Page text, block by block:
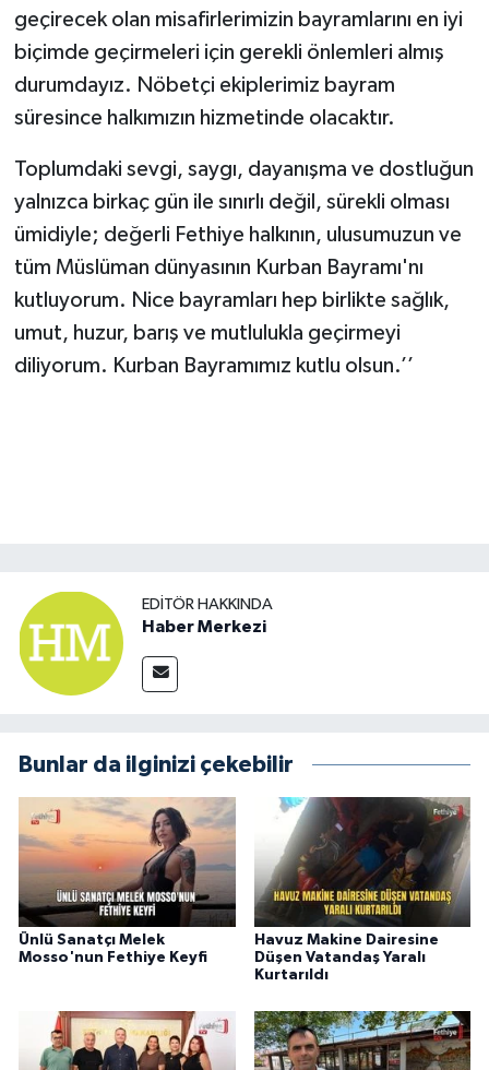
geçirecek olan misafirlerimizin bayramlarını en iyi
biçimde geçirmeleri için gerekli önlemleri almış
durumdayız. Nöbetçi ekiplerimiz bayram
süresince halkımızın hizmetinde olacaktır.
Toplumdaki sevgi, saygı, dayanışma ve dostluğun
yalnızca birkaç gün ile sınırlı değil, sürekli olması
ümidiyle; değerli Fethiye halkının, ulusumuzun ve
tüm Müslüman dünyasının Kurban Bayramı'nı
kutluyorum. Nice bayramları hep birlikte sağlık,
umut, huzur, barış ve mutlulukla geçirmeyi
diliyorum. Kurban Bayramımız kutlu olsun.’’
EDITÖR HAKKINDA
Haber Merkezi
Bunlar da ilginizi çekebilir
Ünlü Sanatçı Melek
Mosso'nun Fethiye Keyfi
Havuz Makine Dairesine
Düşen Vatandaş Yaralı
Kurtarıldı